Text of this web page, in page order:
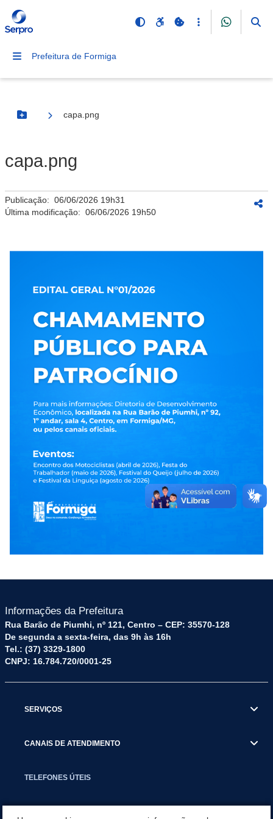
Prefeitura de Formiga
Botão Menu
capa.png
capa.png
Publicação: 06/06/2026 19h31
Última modificação: 06/06/2026 19h50
Informações da Prefeitura
Rua Barão de Piumhi, nº 121, Centro – CEP: 35570-128
De segunda a sexta-feira, das 9h às 16h
Tel.: (37) 3329-1800
CNPJ: 16.784.720/0001-25
SERVIÇOS
CANAIS DE ATENDIMENTO
TELEFONES ÚTEIS